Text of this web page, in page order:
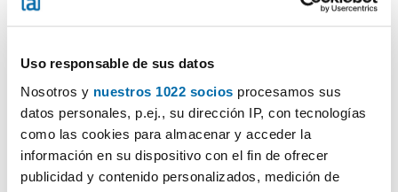
Uso responsable de sus datos
Nosotros y nuestros 1022 socios procesamos sus
datos personales, p.ej., su dirección IP, con tecnologías
como las cookies para almacenar y acceder la
información en su dispositivo con el fin de ofrecer
publicidad y contenido personalizados, medición de
1.250€ DESTACADO